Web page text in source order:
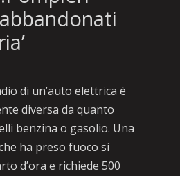
di un’auto elettrica è
diversa da quanto
benzina o gasolio. Una
ha preso fuoco si
d’ora e richiede 500